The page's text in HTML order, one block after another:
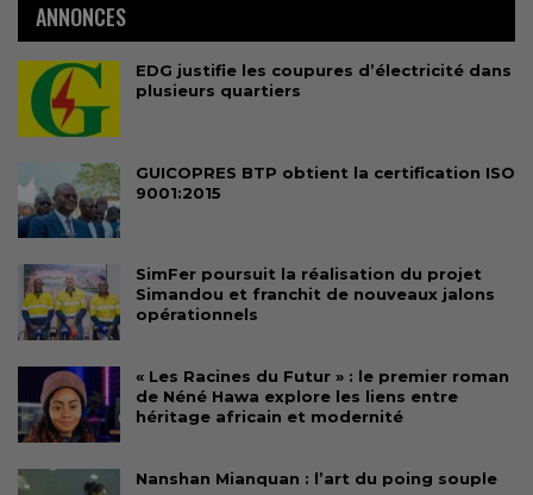
ANNONCES
EDG justifie les coupures d’électricité dans
plusieurs quartiers
GUICOPRES BTP obtient la certification ISO
9001:2015
SimFer poursuit la réalisation du projet
Simandou et franchit de nouveaux jalons
opérationnels
« Les Racines du Futur » : le premier roman
de Néné Hawa explore les liens entre
héritage africain et modernité
Nanshan Mianquan : l’art du poing souple